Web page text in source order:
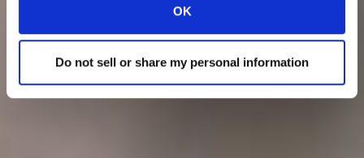
OK
Do not sell or share my personal information